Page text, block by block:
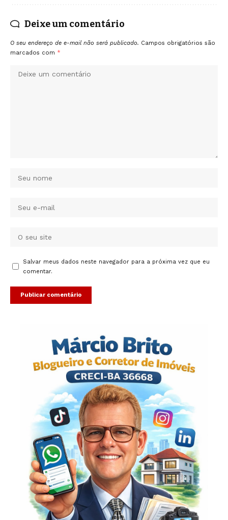
Deixe um comentário
O seu endereço de e-mail não será publicado. Campos obrigatórios são
marcados com *
Salvar meus dados neste navegador para a próxima vez que eu
comentar.